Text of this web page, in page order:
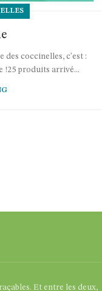
des coccinelles, c'est :
!25 produits arrivé...
Et entre les deux,